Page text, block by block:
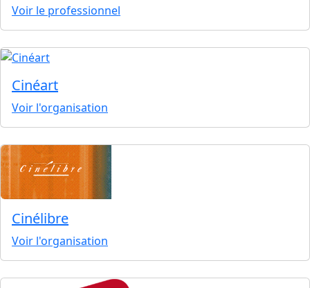
Voir le professionnel
Cinéart
Voir l'organisation
Cinélibre
Voir l'organisation